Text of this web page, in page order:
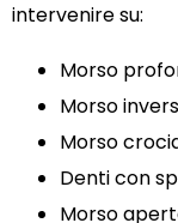
intervenire su:
Morso
Morso
Morso
Denti con
Morso